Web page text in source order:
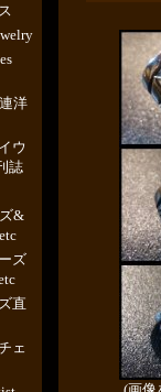
洋
ウ
誌
&
ズ
直
ェ